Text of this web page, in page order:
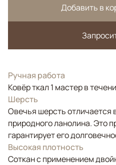
Добавить в
Ручная работа
Ковёр ткал 1 мастер в
Шерсть
Овечья шерсть
природного ланолина. Это
гарантирует его
Высокая плотность
Соткан с применением